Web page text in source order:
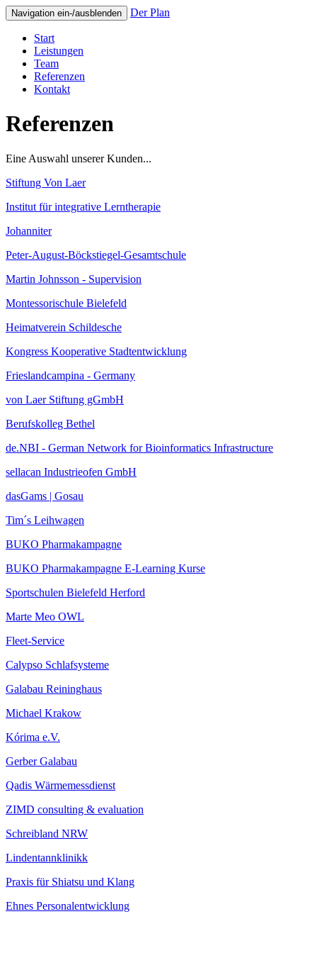
Navigation ein-/ausblenden Der Plan
Start
Leistungen
Team
Referenzen
Kontakt
Referenzen
Eine Auswahl unserer Kunden...
Stiftung Von Laer
Institut für integrative Lerntherapie
Johanniter
Peter-August-Böckstiegel-Gesamtschule
Martin Johnsson - Supervision
Montessorischule Bielefeld
Heimatverein Schildesche
Kongress Kooperative Stadtentwicklung
Frieslandcampina - Germany
von Laer Stiftung gGmbH
Berufskolleg Bethel
de.NBI - German Network for Bioinformatics Infrastructure
sellacan Industrieofen GmbH
dasGams | Gosau
Tim´s Leihwagen
BUKO Pharmakampagne
BUKO Pharmakampagne E-Learning Kurse
Sportschulen Bielefeld Herford
Marte Meo OWL
Fleet-Service
Calypso Schlafsysteme
Galabau Reininghaus
Michael Krakow
Kórima e.V.
Gerber Galabau
Qadis Wärmemessdienst
ZIMD consulting & evaluation
Schreibland NRW
Lindentannklinikk
Praxis für Shiatsu und Klang
Ehnes Personalentwicklung